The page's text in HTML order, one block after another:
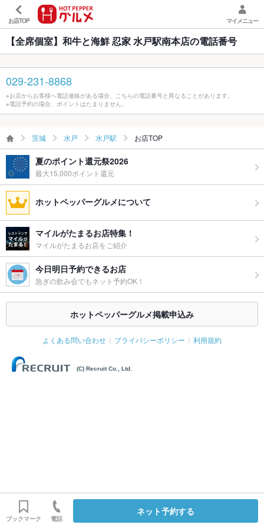
お店TOP マイメニュー
【全席個室】和牛と海鮮 忍家 水戸駅南本店の電話番号
029-231-8868
※お店からお客様へ電話連絡がある場合、こちらの電話番号と異なることがあります。
※電話予約の場合、ポイントはたまりません。
茨城 水戸 水戸駅 お店TOP
夏のポイント還元祭2026
最大15,000ポイント還元
ホットペッパーグルメについて
マイルがたまるお店特集！
マイルがたまるお店をご紹介
今日明日予約できるお店
急ぎの飲み会でもネット予約OK！
ホットペッパーグルメ掲載申込み
よくある問い合わせ プライバシーポリシー 利用規約
(C) Recruit Co., Ltd.
ブックマーク 電話
ネット予約する